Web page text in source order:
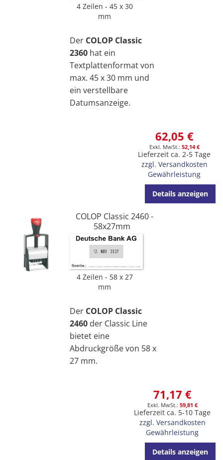
4 Zeilen
45 x 30
mm
Der COLOP Classic
2360 hat ein
Textplattenformat von
max. 45 x 30 mm und
ein verstellbare
Datumsanzeige.
62,05 €
52,14 €
Lieferzeit ca. 2-5 Tage
zzgl. Versandkosten
Gewährleistung
Details anzeigen
COLOP Classic 2460 -
58x27mm
4 Zeilen
58 x 27
mm
Der COLOP Classic
2460 der Classic Line
bietet eine
Abdruckgröße von 58 x
27 mm.
71,17 €
59,81 €
Lieferzeit ca. 5-10 Tage
zzgl. Versandkosten
Gewährleistung
Details anzeigen